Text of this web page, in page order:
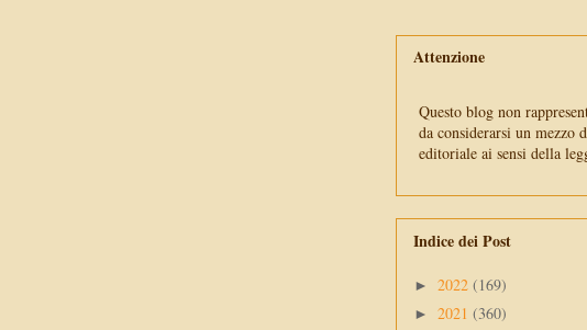
Attenzione
Questo blog non
da considerarsi un mezzo
editoriale ai sensi della
Indice dei Post
► 2022 (169)
► 2021 (360)